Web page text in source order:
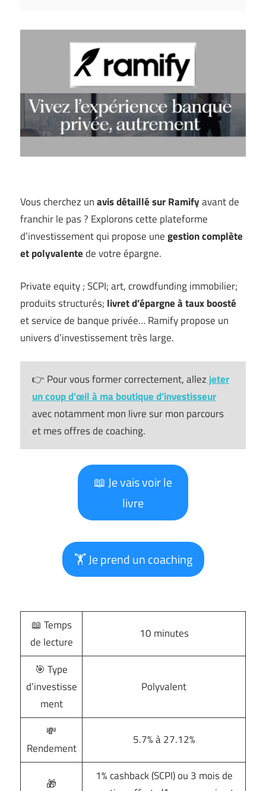
Vous cherchez unavis détaillé sur Ramifyavant de
franchir le pas? Explorons cette plateforme
d’investissement qui propose unegestion complète
et polyvalentede votre épargne.
Private equity ; SCPI; art, crowdfunding immobilier;
produits structurés; livret d’épargne à taux boosté
et service de banque privée… Ramify propose un
univers d’investissement très large.
👉 Pour vous former correctement, allezjeter
un coup d’œil à ma boutique d’investisseur
avec notamment mon livre sur mon parcours
et mes offres de coaching.
📖 Je vais voir le
livre
🏋️ Je prend un coaching
📖 Temps
de lecture
10 minutes
🎯 Type
d’investisse
ment
Polyvalent
💸
Rendement
5.7% à 27.12%
🎁
1% cashback (SCPI) ou 3 mois de